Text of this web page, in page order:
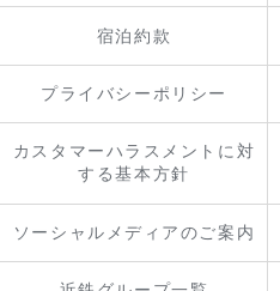
宿泊約款
プライバシーポリシー
カスタマーハラスメントに対
する基本方針
ソーシャルメディアのご案内